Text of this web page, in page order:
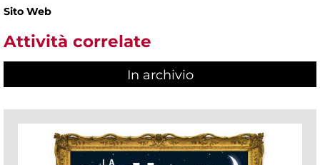
Sito Web
Attività correlate
In archivio